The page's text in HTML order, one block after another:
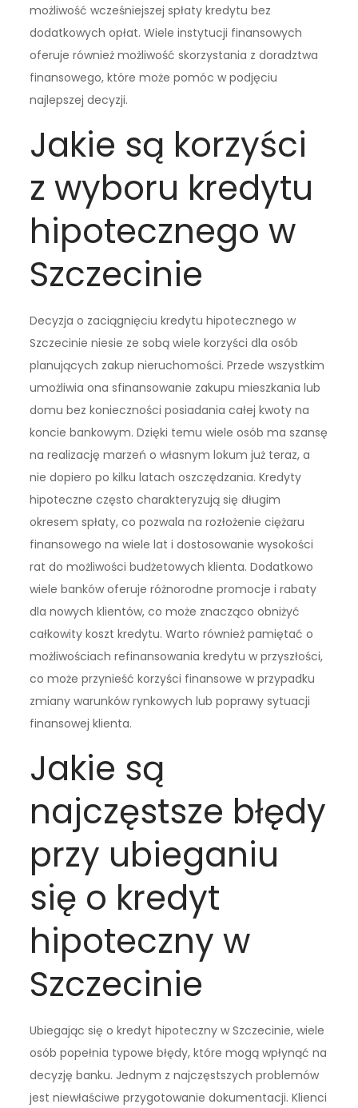
możliwość wcześniejszej spłaty kredytu bez
dodatkowych opłat. Wiele instytucji finansowych
oferuje również możliwość skorzystania z doradztwa
finansowego, które może pomóc w podjęciu
najlepszej decyzji.
Jakie są korzyści
z wyboru kredytu
hipotecznego w
Szczecinie
Decyzja o zaciągnięciu kredytu hipotecznego w
Szczecinie niesie ze sobą wiele korzyści dla osób
planujących zakup nieruchomości. Przede wszystkim
umożliwia ona sfinansowanie zakupu mieszkania lub
domu bez konieczności posiadania całej kwoty na
koncie bankowym. Dzięki temu wiele osób ma szansę
na realizację marzeń o własnym lokum już teraz, a
nie dopiero po kilku latach oszczędzania. Kredyty
hipoteczne często charakteryzują się długim
okresem spłaty, co pozwala na rozłożenie ciężaru
finansowego na wiele lat i dostosowanie wysokości
rat do możliwości budżetowych klienta. Dodatkowo
wiele banków oferuje różnorodne promocje i rabaty
dla nowych klientów, co może znacząco obniżyć
całkowity koszt kredytu. Warto również pamiętać o
możliwościach refinansowania kredytu w przyszłości,
co może przynieść korzyści finansowe w przypadku
zmiany warunków rynkowych lub poprawy sytuacji
finansowej klienta.
Jakie są
najczęstsze błędy
przy ubieganiu
się o kredyt
hipoteczny w
Szczecinie
Ubiegając się o kredyt hipoteczny w Szczecinie, wiele
osób popełnia typowe błędy, które mogą wpłynąć na
decyzję banku. Jednym z najczęstszych problemów
jest niewłaściwe przygotowanie dokumentacji. Klienci